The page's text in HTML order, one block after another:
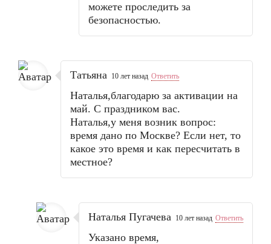
можете проследить за
безопасностью.
Татьяна 10 лет назад Ответить
Наталья,благодарю за активации на
май. С праздником вас.
Наталья,у меня возник вопрос:
время дано по Москве? Если нет, то
какое это время и как пересчитать в
местное?
Наталья Пугачева 10 лет назад Ответить
Указано время,